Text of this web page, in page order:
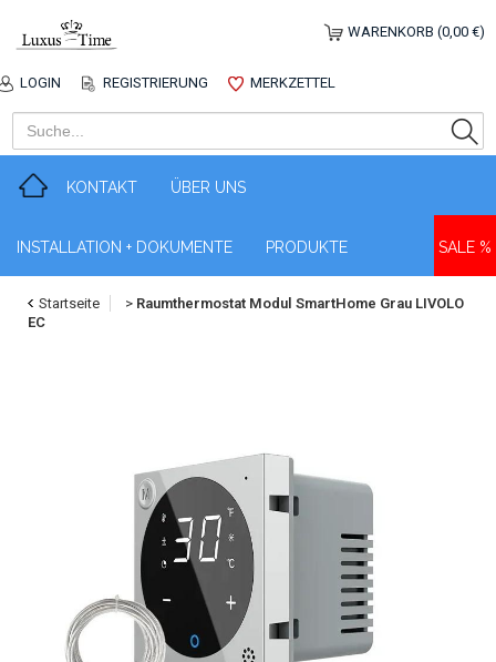
LOGIN REGISTRIERUNG MERKZETTEL
WARENKORB (0,00 €)
KONTAKT ÜBER UNS
INSTALLATION + DOKUMENTE PRODUKTE SALE %
Startseite > Raumthermostat Modul SmartHome Grau LIVOLO
EC